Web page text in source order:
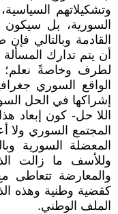
وتشكيلاتهم
السورية، بل سيكون
القادمة وبالتالي
أن يتم تدارك
لطرف وخاصةً نعلم؛
الواقع السوري
إشراكها في الحل
اللا حل- كون إبعاد
المجتمع السوري ولا
المعضلة السورية
وللأسف ما زالت
والمعارضة تتعاطى
كقضية وطنية وهذه
الملف الوطني.